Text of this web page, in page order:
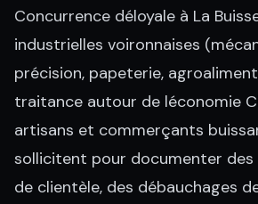
Concurrence déloyale à La
industrielles voironnaises
précision, papeterie,
traitance autour de léconomie
artisans et commerçants
sollicitent pour documenter
de clientèle, des débauchages